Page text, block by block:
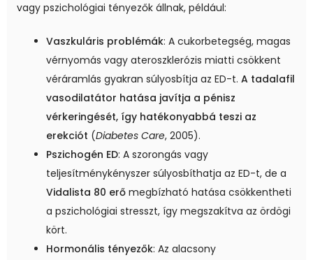
vagy pszichológiai tényezők állnak, például:
Vaszkuláris problémák: A cukorbetegség, magas
vérnyomás vagy ateroszklerózis miatti csökkent
véráramlás gyakran súlyosbítja az ED-t. A tadalafil
vasodilatátor hatása javítja a pénisz
vérkeringését, így hatékonyabbá teszi az
erekciót (Diabetes Care, 2005).
Pszichogén ED: A szorongás vagy
teljesítménykényszer súlyosbíthatja az ED-t, de a
Vidalista 80 erő megbízható hatása csökkentheti
a pszichológiai stresszt, így megszakítva az ördögi
kört.
Hormonális tényezők: Az alacsony